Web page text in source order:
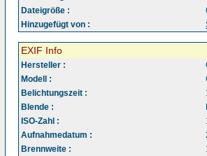
Dateigröße :
Hinzugefügt von :
EXIF Info
Hersteller :
Modell :
Belichtungszeit :
Blende :
ISO-Zahl :
Aufnahmedatum :
Brennweite :